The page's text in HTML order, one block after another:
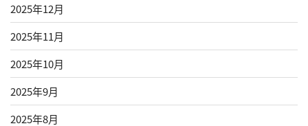
2025年12月
2025年11月
2025年10月
2025年9月
2025年8月